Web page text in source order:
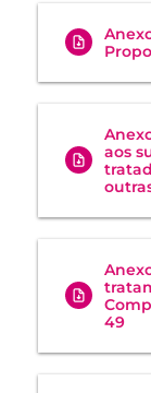
aos
49